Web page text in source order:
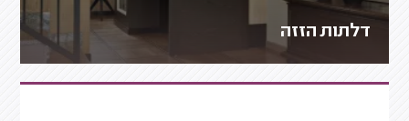
דלתות הזזה